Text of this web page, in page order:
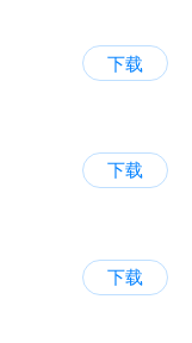
下载
下载
下载